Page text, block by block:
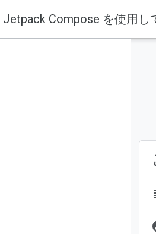
Firebase Firebase Codelabs
Firebase と Jetpack Compose を使
Jetpack Compose を使用し